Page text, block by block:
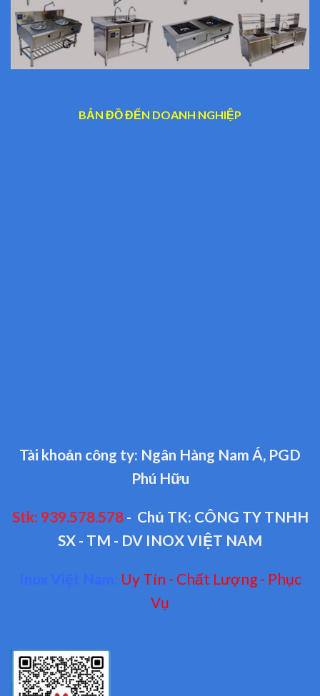
BẢN ĐỒ ĐẾN DOANH NGHIỆP
Tài khoản công ty: Ngân Hàng Nam Á, PGD
Phú Hữu
Stk: 939.578.578- Chủ TK: CÔNG TY TNHH
SX - TM - DV INOX VIỆT NAM
Inox Việt Nam: Uy Tín - Chất Lượng - Phục
Vụ